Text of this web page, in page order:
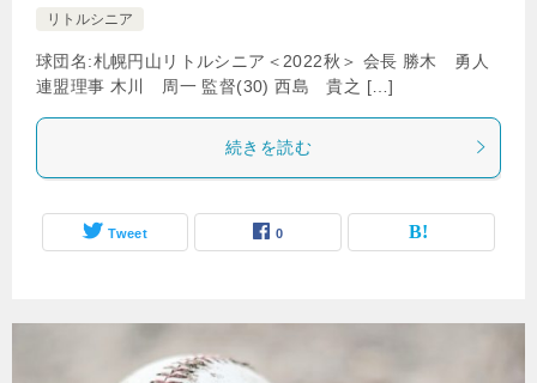
リトルシニア
球団名:札幌円山リトルシニア＜2022秋＞ 会長 勝木 勇人
連盟理事 木川 周一 監督(30) 西島 貴之 […]
続きを読む
Tweet 0